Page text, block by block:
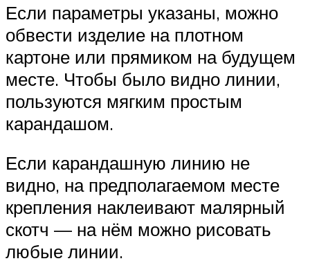
Если параметры указаны, можно
обвести изделие на плотном
картоне или прямиком на будущем
месте. Чтобы было видно линии,
пользуются мягким простым
карандашом.
Если карандашную линию не
видно, на предполагаемом месте
крепления наклеивают малярный
скотч — на нём можно рисовать
любые линии.